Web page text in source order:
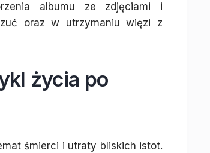
albumu ze zdjęciami i
oraz w utrzymaniu więzi z
życia po
śmierci i utraty bliskich istot.